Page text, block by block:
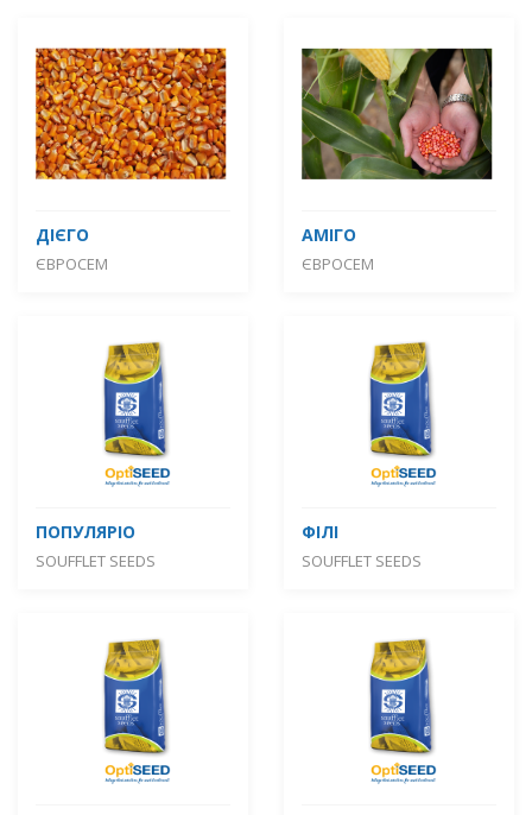
ДІЄГО
ЄВРОСЕМ
АМІГО
ЄВРОСЕМ
ПОПУЛЯРІО
SOUFFLET SEEDS
ФІЛІ
SOUFFLET SEEDS